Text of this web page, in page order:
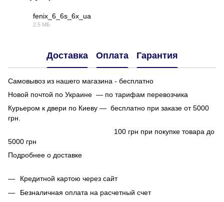
fenix_6_6s_6x_ua
2.5 МБ
Доставка Оплата Гарантия
Самовывоз из нашего магазина - бесплатно
Новой почтой по Украине — по тарифам перевозчика
Курьером к двери по Киеву — бесплатно при заказе от 5000
грн.
100 грн при покупке товара до
5000 грн
Подробнее о доставке
Кредитной картою через сайт
Безналичная оплата на расчетный счет